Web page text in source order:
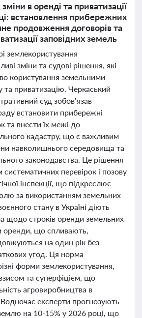
в оренді та приватизації
встановлення прибережних
продовження договорів та
заповідних земель
землекористування
зміни та судові рішення, які
користування земельними
та приватизацію. Черкаський
суд зобов’язав
встановити прибережні
та внести їх межі до
кадастру, що є важливим
навколишнього середовища та
законодавства. Це рішення
систематичних перевірок і позову
інспекції, що підкреслює
за використанням земельних
стану в Україні діють
щодо строків оренди земельних
оренди, що спливають,
на один рік без
угод. Ця норма
форми землекористування,
та суперфіцієм, що
агровиробництва в
експерти прогнозують
на 10-15% у 2026 році, що